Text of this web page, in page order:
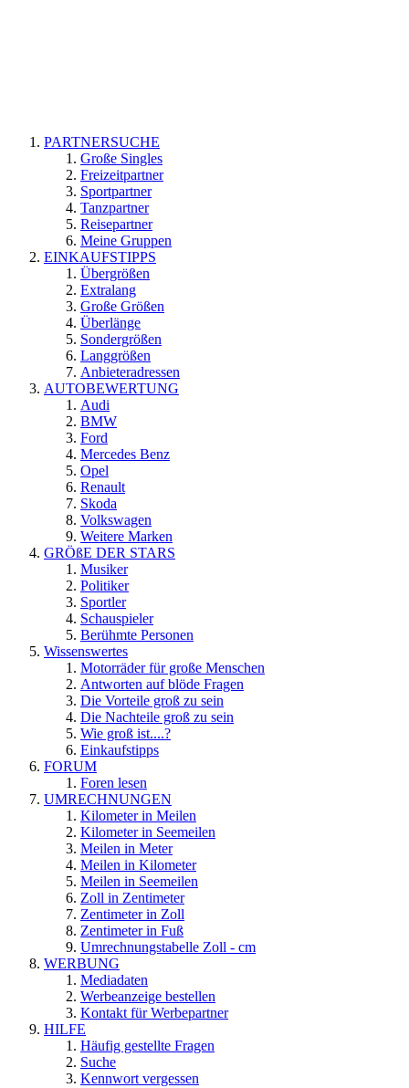
PARTNERSUCHE
Große Singles
Freizeitpartner
Sportpartner
Tanzpartner
Reisepartner
Meine Gruppen
EINKAUFSTIPPS
Übergrößen
Extralang
Große Größen
Überlänge
Sondergrößen
Langgrößen
Anbieteradressen
AUTOBEWERTUNG
Audi
BMW
Ford
Mercedes Benz
Opel
Renault
Skoda
Volkswagen
Weitere Marken
GRÖßE DER STARS
Musiker
Politiker
Sportler
Schauspieler
Berühmte Personen
Wissenswertes
Motorräder für große Menschen
Antworten auf blöde Fragen
Die Vorteile groß zu sein
Die Nachteile groß zu sein
Wie groß ist....?
Einkaufstipps
FORUM
Foren lesen
UMRECHNUNGEN
Kilometer in Meilen
Kilometer in Seemeilen
Meilen in Meter
Meilen in Kilometer
Meilen in Seemeilen
Zoll in Zentimeter
Zentimeter in Zoll
Zentimeter in Fuß
Umrechnungstabelle Zoll - cm
WERBUNG
Mediadaten
Werbeanzeige bestellen
Kontakt für Werbepartner
HILFE
Häufig gestellte Fragen
Suche
Kennwort vergessen